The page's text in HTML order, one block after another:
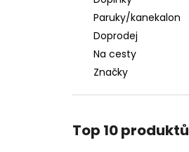
Paruky/kanekalon
Doprodej
Na cesty
Značky
Top 10 produktů
KOŽEŠINOVÝ KLOBOUK
449 Kč